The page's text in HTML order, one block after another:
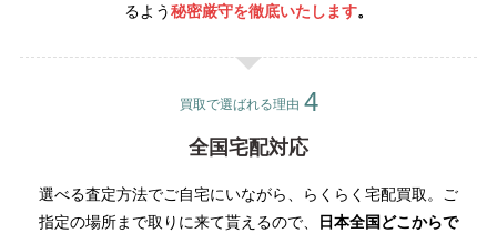
るよう秘密厳守を徹底いたします。
買取で選ばれる理由
全国宅配対応
選べる査定方法でご自宅にいながら、らくらく宅配買取。ご
指定の場所まで取りに来て貰えるので、
日本全国どこからで